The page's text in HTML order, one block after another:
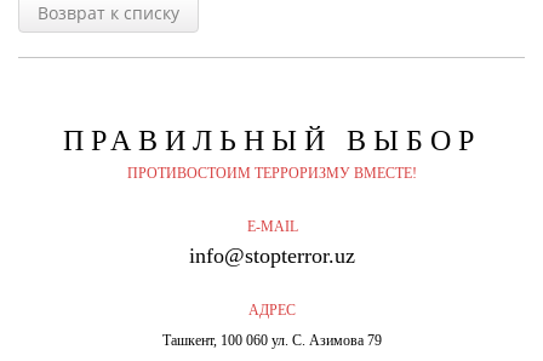
Возврат к списку
ПРАВИЛЬНЫЙВЫБОР
ПРОТИВОСТОИМ ТЕРРОРИЗМУ ВМЕСТЕ!
E-MAIL
info@stopterror.uz
АДРЕС
Ташкент, 100 060 ул. С. Азимова 79